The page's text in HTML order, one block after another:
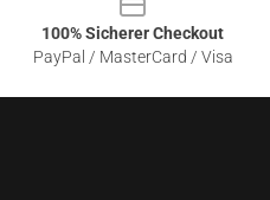
100% Sicherer Checkout
PayPal / MasterCard / Visa